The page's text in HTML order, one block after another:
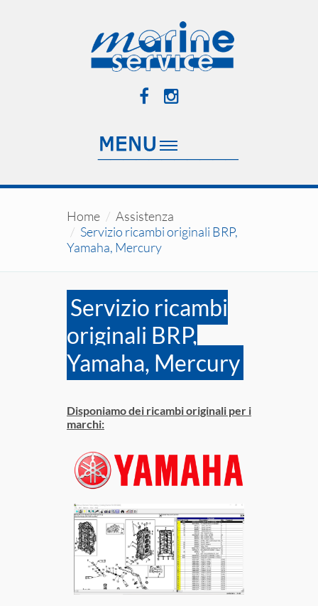
Home
Assistenza
Servizio ricambi originali BRP,
Yamaha, Mercury
Servizio ricambi
originali BRP,
Yamaha, Mercury
Disponiamo dei ricambi originali per i
marchi: